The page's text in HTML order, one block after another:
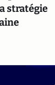
stratégie